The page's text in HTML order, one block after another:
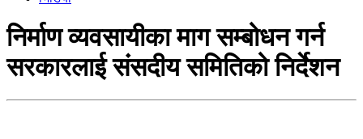
निर्माण व्यवसायीका माग सम्बोधन गर्न
सरकारलाई संसदीय समितिको निर्देशन